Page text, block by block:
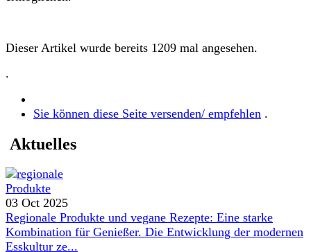
Dieser Artikel wurde bereits 1209 mal angesehen.
.
Sie können diese Seite versenden/ empfehlen .
Aktuelles
03 Oct 2025
Regionale Produkte und vegane Rezepte: Eine starke
Kombination für Genießer. Die Entwicklung der modernen
Esskultur ze...